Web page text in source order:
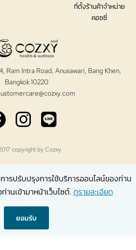
ที่ตั้งร้านค้าจำหน่าย
คอซซี่
Ram Intra Road, Anusawari, Bang Khen,
Bangkok 10220
copyright byCozxy
ารปรับปรุงการใช้บริการออนไลน์ของท่าน
านเข้ามาหน้าเว็บไซต์. ดูรายละเอียด
ยอมรับ